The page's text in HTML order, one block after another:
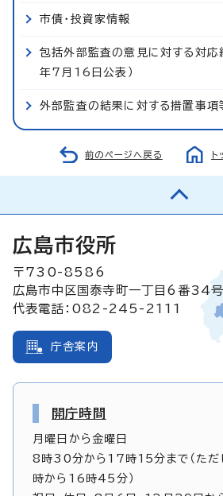
市債・投資家情報
包括外部監査の意見に対する対応
年7月16日公表）
外部監査の結果に対する措置事項
前のページへ戻る
広島市役所
〒730-8586
広島市中区国泰寺町一丁目6番34号
代表電話：082-245-2111
庁舎案内
開庁時間
月曜日から金曜日
8時30分から17時15分まで（ただ
時から16時45分）